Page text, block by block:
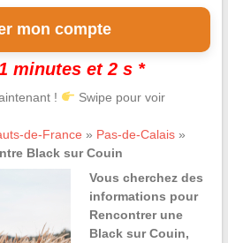
mon compte
minutes et 1 s *
! Swipe pour voir
de-France » Pas-de-Calais»
Black sur Couin
Vous cherchez des
informations pour
Rencontrer une
Black sur Couin,